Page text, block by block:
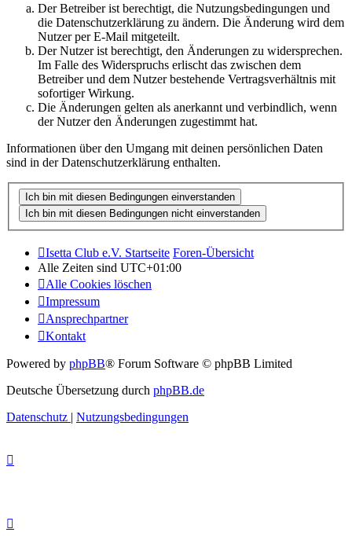
Der Betreiber ist berechtigt, die Nutzungsbedingungen und
die Datenschutzerklärung zu ändern. Die Änderung wird dem
Nutzer per E-Mail mitgeteilt.
Der Nutzer ist berechtigt, den Änderungen zu widersprechen.
Im Falle des Widerspruchs erlischt das zwischen dem
Betreiber und dem Nutzer bestehende Vertragsverhältnis mit
sofortiger Wirkung.
Die Änderungen gelten als anerkannt und verbindlich, wenn
der Nutzer den Änderungen zugestimmt hat.
Informationen über den Umgang mit deinen persönlichen Daten
sind in der Datenschutzerklärung enthalten.
Isetta Club e.V. Startseite Foren-Übersicht
Alle Zeiten sind UTC+01:00
Alle Cookies löschen
Impressum
Ansprechpartner
Kontakt
Powered by phpBB® Forum Software © phpBB Limited
Deutsche Übersetzung durch phpBB.de
Datenschutz | Nutzungsbedingungen